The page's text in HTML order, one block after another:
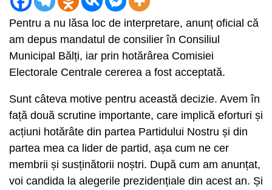
Pentru a nu lăsa loc de interpretare, anunț oficial că
am depus mandatul de consilier în Consiliul
Municipal Bălți, iar prin hotărârea Comisiei
Electorale Centrale cererea a fost acceptată.
Sunt câteva motive pentru această decizie. Avem în
față două scrutine importante, care implică eforturi și
acțiuni hotărâte din partea Partidului Nostru și din
partea mea ca lider de partid, așa cum ne cer
membrii și susținătorii noștri. După cum am anunțat,
voi candida la alegerile prezidențiale din acest an. Și